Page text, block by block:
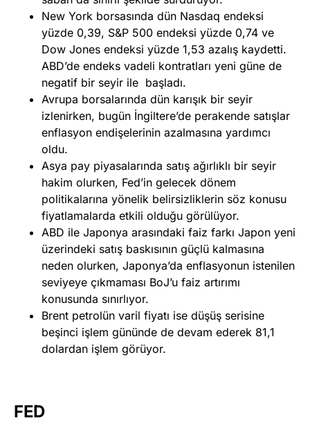
New York borsasında dün Nasdaq endeksi
yüzde 0,39, S&P 500 endeksi yüzde 0,74 ve
Dow Jones endeksi yüzde 1,53 azalış kaydetti.
ABD’de endeks vadeli kontratları yeni güne de
negatif bir seyir ile başladı.
Avrupa borsalarında dün karışık bir seyir
izlenirken, bugün İngiltere’de perakende satışlar
enflasyon endişelerinin azalmasına yardımcı
oldu.
Asya pay piyasalarında satış ağırlıklı bir seyir
hakim olurken, Fed’in gelecek dönem
politikalarına yönelik belirsizliklerin söz konusu
fiyatlamalarda etkili olduğu görülüyor.
ABD ile Japonya arasındaki faiz farkı Japon yeni
üzerindeki satış baskısının güçlü kalmasına
neden olurken, Japonya’da enflasyonun istenilen
seviyeye çıkmaması BoJ’u faiz artırımı
konusunda sınırlıyor.
Brent petrolün varil fiyatı ise düşüş serisine
beşinci işlem gününde de devam ederek 81,1
dolardan işlem görüyor.
FED